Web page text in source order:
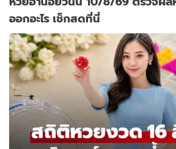
ออกอะไร เช็กสดที่นี่